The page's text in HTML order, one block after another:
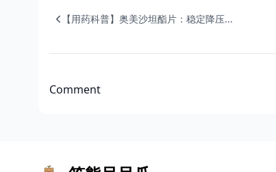
【用药科普】奥美沙坦酯片：稳定降压...
Comment